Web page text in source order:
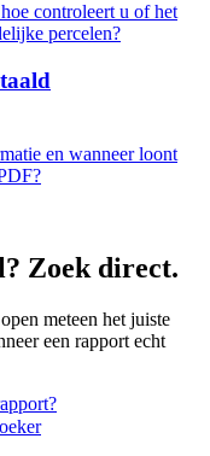
controleert u of het
percelen?
en wanneer loont
Zoek direct.
meteen het juiste
een rapport echt